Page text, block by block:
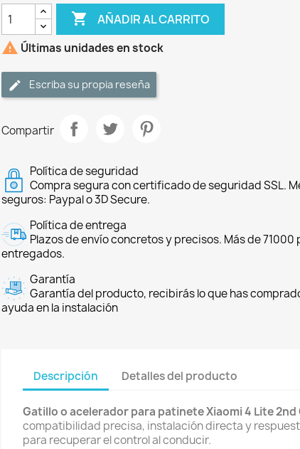
 AÑADIR AL CARRITO
 Últimas unidades en stock
Escriba su propia reseña
Compartir
Política de seguridad
Compra segura con certificado de seguridad SSL.
seguros: Paypal o 3D Secure.
Política de entrega
Plazos de envío concretos y precisos. Más de 71000
entregados.
Garantía
Garantía del producto, recibirás lo que has
ayuda en la instalación
Descripción Detalles del producto
Gatillo o acelerador para patinete Xiaomi 4 Lite 2nd
compatibilidad precisa, instalación directa y
para recuperar el control al conducir.